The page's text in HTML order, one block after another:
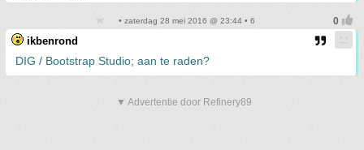
• zaterdag 28 mei 2016 @ 23:44 • 6
ikbenrond
DIG / Bootstrap Studio; aan te raden?
▼ Advertentie door Refinery89